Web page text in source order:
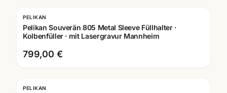
PELIKAN
Pelikan Souverän 805 Metal Sleeve Füllhalter ·
Kolbenfüller · mit Lasergravur Mannheim
799,00 €
PELIKAN